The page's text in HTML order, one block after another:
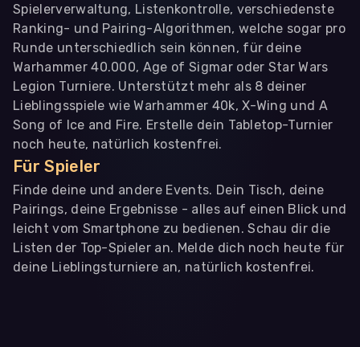
Spielerverwaltung, Listenkontrolle, verschiedenste
Ranking- und Pairing-Algorithmen, welche sogar pro
Runde unterschiedlich sein können, für deine
Warhammer 40.000, Age of Sigmar oder Star Wars
Legion Turniere. Unterstützt mehr als 8 deiner
Lieblingsspiele wie Warhammer 40k, X-Wing und A
Song of Ice and Fire. Erstelle dein Tabletop-Turnier
noch heute, natürlich kostenfrei.
Für Spieler
Finde deine und andere Events. Dein Tisch, deine
Pairings, deine Ergebnisse - alles auf einen Blick und
leicht vom Smartphone zu bedienen. Schau dir die
Listen der Top-Spieler an. Melde dich noch heute für
deine Lieblingsturniere an, natürlich kostenfrei.